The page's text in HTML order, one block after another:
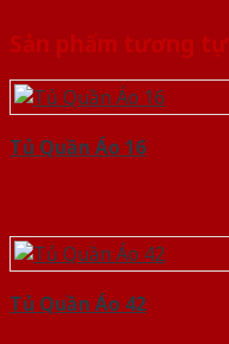
Sản phẩm tương tự
Tủ Quần Áo 16
Tủ Quần Áo 42